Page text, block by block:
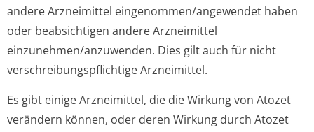
andere Arzneimittel eingenommen/an­gewendet haben
oder beabsichtigen andere Arzneimittel
einzunehmen/an­zuwenden. Dies gilt auch für nicht
verschreibungspflichti­ge Arzneimittel.
Es gibt einige Arzneimittel, die die Wirkung von Atozet
verändern können, oder deren Wirkung durch Atozet